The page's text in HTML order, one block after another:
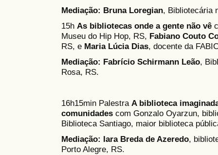
Mediação: Bruna Loregian, Bibliotecária
15h As bibliotecas onde a gente não vê
Museu do Hip Hop, RS, Fabiano Couto
RS, e Maria Lúcia Dias, docente da
Mediação: Fabrício Schirmann Leão,
Rosa, RS.
16h15min Palestra A biblioteca
comunidades com Gonzalo Oyarzun,
Biblioteca Santiago, maior biblioteca
Mediação: Iara Breda de Azeredo,
Porto Alegre, RS.